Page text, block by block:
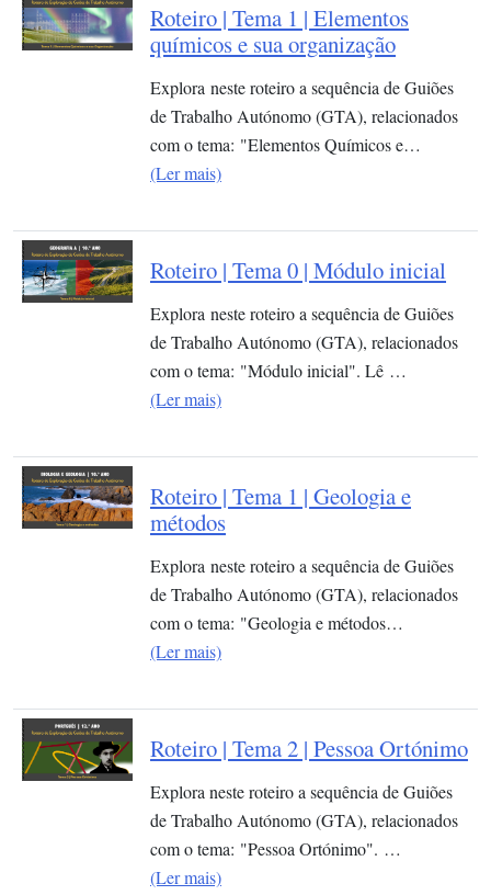
Roteiro | Tema 1 | Elementos
químicos e sua organização​
Explora neste roteiro a sequência de Guiões
de Trabalho Autónomo (GTA), relacionados
com o tema: "Elementos Químicos e…
(Ler mais)
Roteiro | Tema 0 | Módulo inicial
Explora neste roteiro a sequência de Guiões
de Trabalho Autónomo (GTA), relacionados
com o tema: "Módulo inicial". Lê …
(Ler mais)
Roteiro | Tema 1 | Geologia e
métodos
Explora neste roteiro a sequência de Guiões
de Trabalho Autónomo (GTA), relacionados
com o tema: "Geologia e métodos…
(Ler mais)
Roteiro | Tema 2 | Pessoa Ortónimo
Explora neste roteiro a sequência de Guiões
de Trabalho Autónomo (GTA), relacionados
com o tema: "Pessoa Ortónimo". …
(Ler mais)